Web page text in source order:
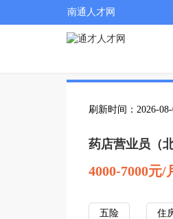
南通人才网
刷新时间：2026-08-
药店营业员（
4000-7000元/
五险 住